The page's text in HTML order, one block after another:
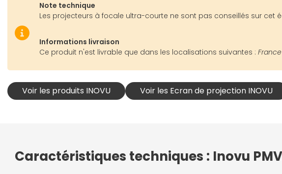
Note technique
Les projecteurs à focale ultra-courte ne sont pas conseillés sur
Informations livraison
Ce produit n'est livrable que dans les localisations suivantes :
Voir les produits INOVU Voir les Ecran de projection INOVU
Caractéristiques techniques : Inovu